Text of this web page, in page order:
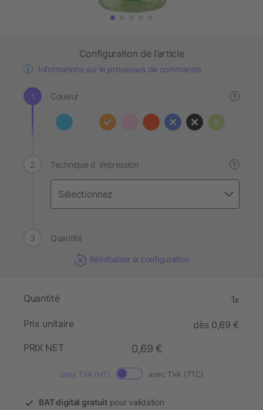
Configuration de l’article
Informations sur le processus de commande
Couleur ?
Technique d´impression ?
Quantité
Réinitialiser la configuration
Quantité 1x
Prix unitaire
dès 0,69 €
PRIX NET
0,69 €
sans TVA (HT) avec TVA (TTC)
BAT digital gratuitpour validation